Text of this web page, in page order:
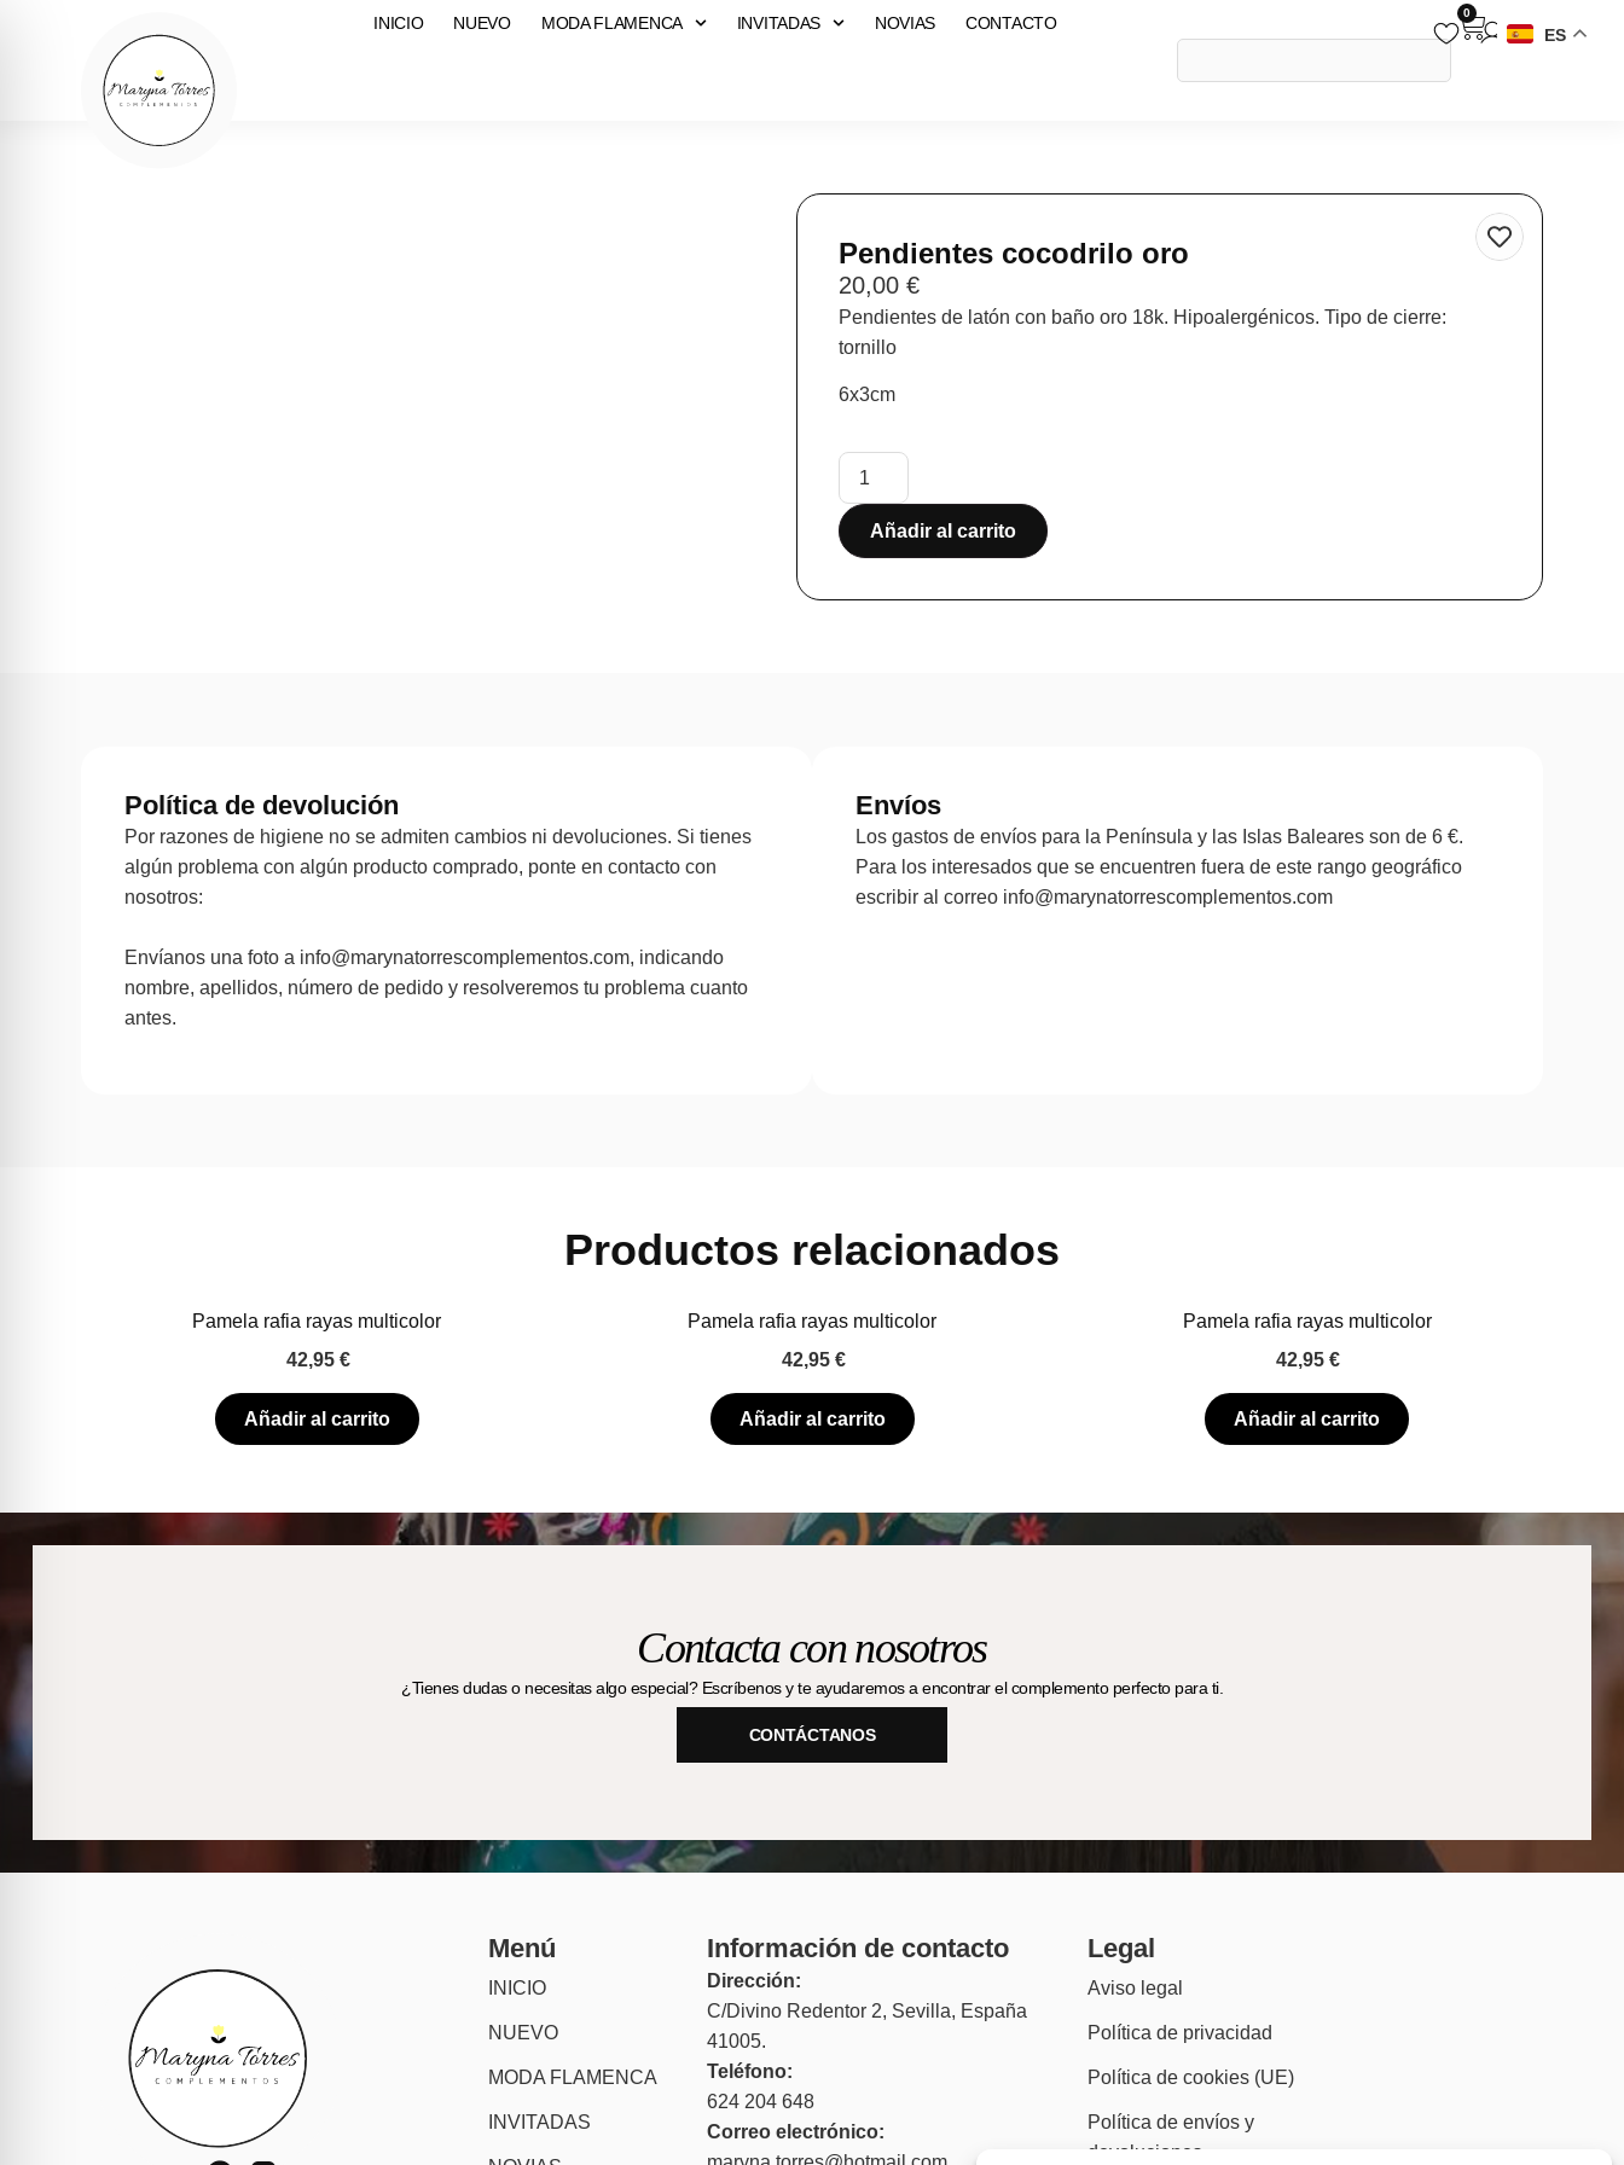
INICIO NUEVO MODA FLAMENCA INVITADAS NOVIAS CONTACTO
0
ES
Pendientes cocodrilo oro
20,00€
Pendientes de latón con baño oro 18k. Hipoalergénicos. Tipo de cierre:
tornillo
6x3cm
Añadir al carrito
Política de devolución
Por razones de higiene no se admiten cambios ni devoluciones. Si tienes
algún problema con algún producto comprado, ponte en contacto con
nosotros:
Envíanos una foto a info@marynatorrescomplementos.com, indicando
nombre, apellidos, número de pedido y resolveremos tu problema cuanto
antes.
Envíos
Los gastos de envíos para la Península y las Islas Baleares son de 6 €.
Para los interesados que se encuentren fuera de este rango geográfico
escribir al correo info@marynatorrescomplementos.com
Productos relacionados
Pamela rafia rayas multicolor
42,95 €
Añadir al carrito
Pamela rafia rayas multicolor
42,95 €
Añadir al carrito
Pamela rafia rayas multicolor
42,95€
Añadir al carrito
Contacta con nosotros
¿Tienes dudas o necesitas algo especial? Escríbenos y te ayudaremos a encontrar el complemento perfecto para ti.
CONTÁCTANOS
Menú
INICIO
NUEVO
MODA FLAMENCA
INVITADAS
Información de contacto
Dirección:
C/Divino Redentor 2, Sevilla, España
41005.
Teléfono:
624 204 648
Correo electrónico:
Legal
Aviso legal
Política de privacidad
Política de cookies (UE)
Política de envíos y
devoluciones